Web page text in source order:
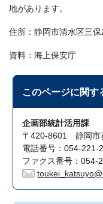
地があります。
住所：静岡市清水区三
資料：海上保安庁
このページに関す
企画部統計活用課
〒420-8601 静岡市
電話番号：054-221-
ファクス番号：054-